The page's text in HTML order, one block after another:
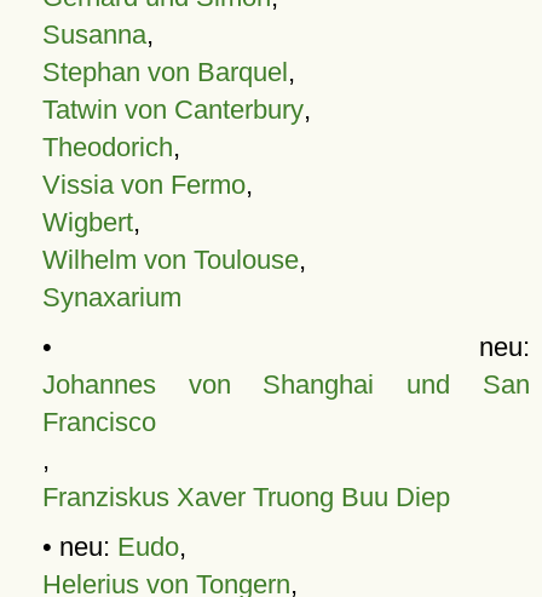
Susanna,
Stephan von Barquel,
Tatwin von Canterbury,
Theodorich,
Vissia von Fermo,
Wigbert,
Wilhelm von Toulouse,
Synaxarium
• neu:
Johannes von Shanghai und San
Francisco
,
Franziskus Xaver Truong Buu Diep
• neu: Eudo,
Helerius von Tongern,